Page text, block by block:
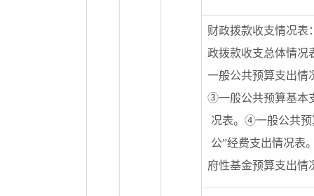
财政拨款收支情况
政拨款收支总体情
一般公共预算支出情
③一般公共预算基本
况表。④一般公共预
公”经费支出情况表
府性基金预算支出情